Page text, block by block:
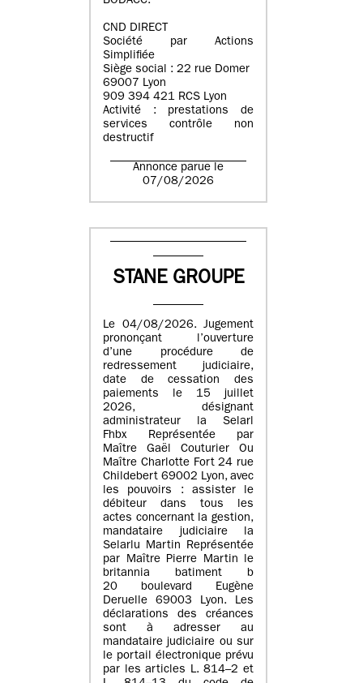
CND DIRECT
Société par Actions
Simplifiée
Siège social : 22 rue Domer
69007 Lyon
909 394 421 RCS Lyon
Activité : prestations de
services contrôle non
destructif
Annonce parue le
07/08/2026
STANE GROUPE
Le 04/08/2026. Jugement
prononçant l’ouverture
d’une procédure de
redressement judiciaire,
date de cessation des
paiements le 15 juillet
2026, désignant
administrateur la Selarl
Fhbx Représentée par
Maître Gaël Couturier Ou
Maître Charlotte Fort 24 rue
Childebert 69002 Lyon, avec
les pouvoirs : assister le
débiteur dans tous les
actes concernant la gestion,
mandataire judiciaire la
Selarlu Martin Représentée
par Maître Pierre Martin le
britannia batiment b
20 boulevard Eugène
Deruelle 69003 Lyon. Les
déclarations des créances
sont à adresser au
mandataire judiciaire ou sur
le portail électronique prévu
par les articles L. 814–2 et